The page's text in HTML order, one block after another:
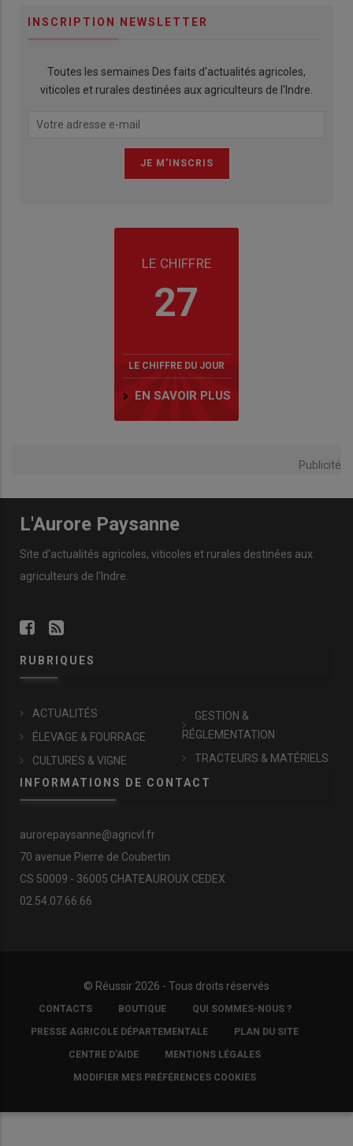
INSCRIPTION NEWSLETTER
Toutes les semaines Des faits d'actualités agricoles,
viticoles et rurales destinées aux agriculteurs de l'Indre.
LE CHIFFRE
27
LE CHIFFRE DU JOUR
EN SAVOIR PLUS
Publicité
L'Aurore Paysanne
Site d'actualités agricoles, viticoles et rurales destinées aux
agriculteurs de l'Indre.
RUBRIQUES
ACTUALITÉS
ÉLEVAGE & FOURRAGE
CULTURES & VIGNE
GESTION &
RÉGLEMENTATION
TRACTEURS & MATÉRIELS
INFORMATIONS DE CONTACT
aurorepaysanne@agricvl.fr
70 avenue Pierre de Coubertin
CS 50009 - 36005 CHATEAUROUX CEDEX
02.54.07.66.66
© Réussir 2026 - Tous droits réservés
FOOTER
COPYRIGHT
CONTACTS BOUTIQUE QUI SOMMES-NOUS ?
PRESSE AGRICOLE DÉPARTEMENTALE PLAN DU SITE
CENTRE D'AIDE MENTIONS LÉGALES
MODIFIER MES PRÉFÉRENCES COOKIES